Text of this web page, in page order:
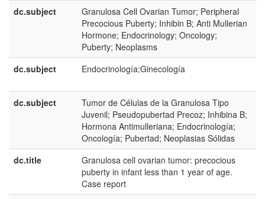
dc.subject
Granulosa Cell Ovarian Tumor; Peripheral
Precocious Puberty; Inhibin B; Anti Mullerian
Hormone; Endocrinology; Oncology;
Puberty; Neoplasms
dc.subject Endocrinología;Ginecología
dc.subject
Tumor de Células de la Granulosa Tipo
Juvenil; Pseudopubertad Precoz; Inhibina B;
Hormona Antimulleriana; Endocrinología;
Oncología; Pubertad; Neoplasias Sólidas
dc.title
Granulosa cell ovarian tumor: precocious
puberty in infant less than 1 year of age.
Case report